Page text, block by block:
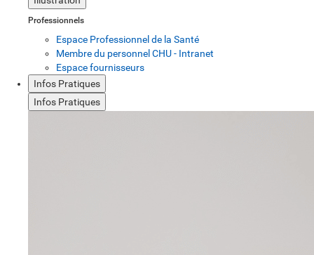
Professionnels
Espace Professionnel de la Santé
Membre du personnel CHU - Intranet
Espace fournisseurs
Infos Pratiques
Infos Pratiques